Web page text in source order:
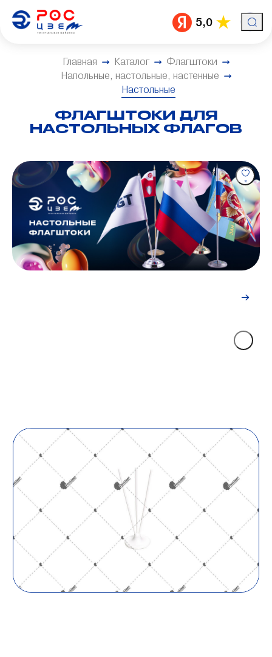
5,0
Главная Каталог
Флагштоки
Напольные, настольные, настенные
Настольные
ФЛАГШТОКИ ДЛЯ
НАСТОЛЬНЫХ ФЛАГОВ
10